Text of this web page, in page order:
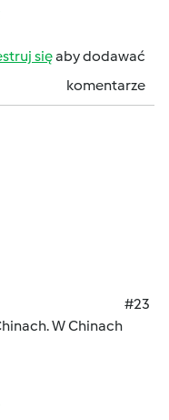
sięaby dodawać
komentarze
#23
W Chinach